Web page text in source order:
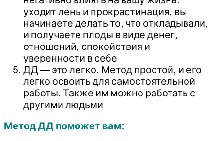
уходит лень и прокрастинация, вы
начинаете делать то, что откладывали,
и получаете плоды в виде денег,
отношений, спокойствия и
уверенности в себе
ДД — это легко. Метод простой, и его
легко освоить для самостоятельной
работы. Также им можно работать с
другими людьми
Метод ДД поможет вам: